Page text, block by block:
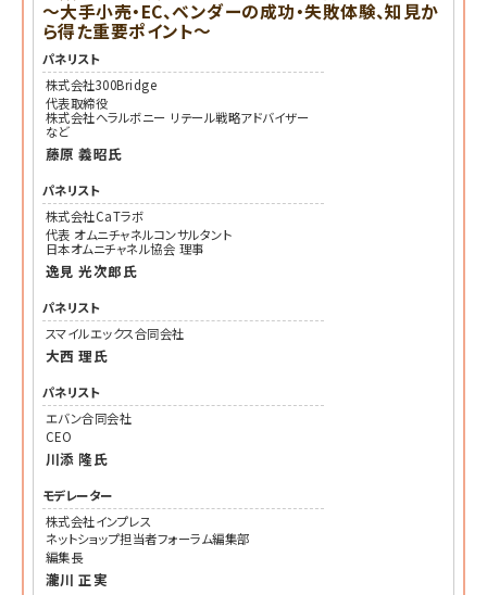
～大手小売・EC、ベンダーの成功・失敗体験、知見か
ら得た重要ポイント～
パネリスト
株式会社300Bridge
代表取締役
株式会社ヘラルボニー リテール戦略アドバイザー
など
藤原 義昭氏
パネリスト
株式会社CaTラボ
代表 オムニチャネルコンサルタント
日本オムニチャネル協会 理事
逸見 光次郎氏
パネリスト
スマイルエックス合同会社
大西 理氏
パネリスト
エバン合同会社
CEO
川添 隆氏
モデレーター
株式会社インプレス
ネットショップ担当者フォーラム編集部
編集長
瀧川 正実